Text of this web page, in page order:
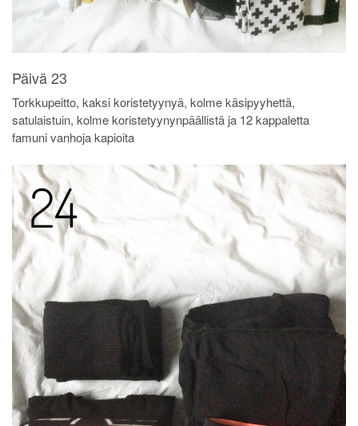
Päivä 23
Torkkupeitto, kaksi koristetyynyä, kolme käsipyyhettä,
satulaistuin, kolme koristetyynynpäällistä ja 12 kappaletta
famuni vanhoja kapioita